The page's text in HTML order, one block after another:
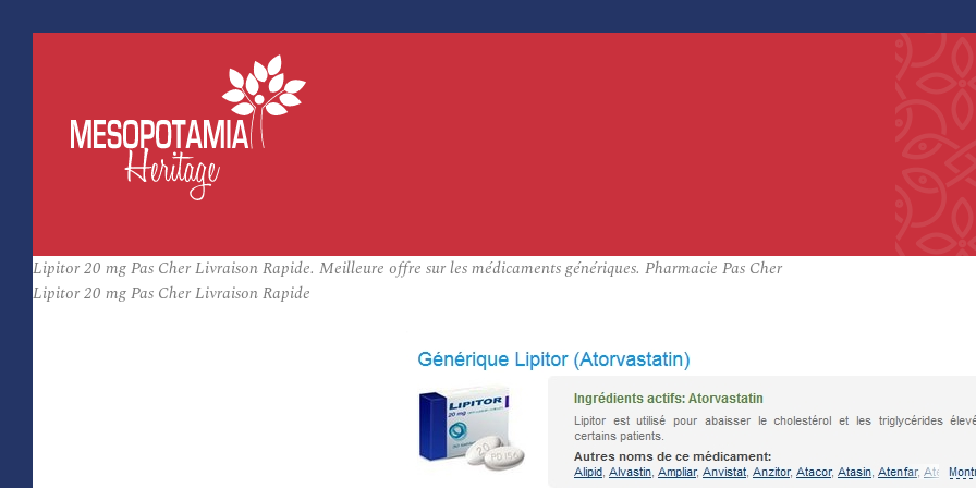
Lipitor 20 mg Pas Cher Livraison Rapide. Meilleure offre sur les médicaments génériques. Pharmacie Pas Cher
Lipitor 20 mg Pas Cher Livraison Rapide